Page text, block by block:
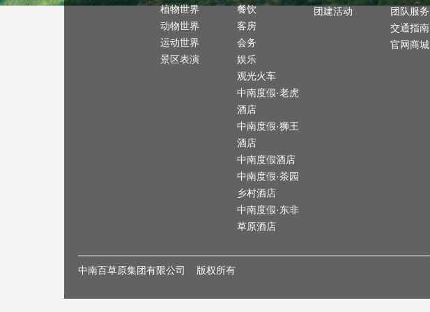
植物世界
动物世界
运动世界
景区表演
餐饮
客房
会务
娱乐
观光火车
中南度假·老虎
酒店
中南度假·狮王
酒店
中南度假酒店
中南度假·茶园
乡村酒店
中南度假·东非
草原酒店
团建活动
团队服务
交通指南
官网商城
中南百草原集团有限公司 版权所有